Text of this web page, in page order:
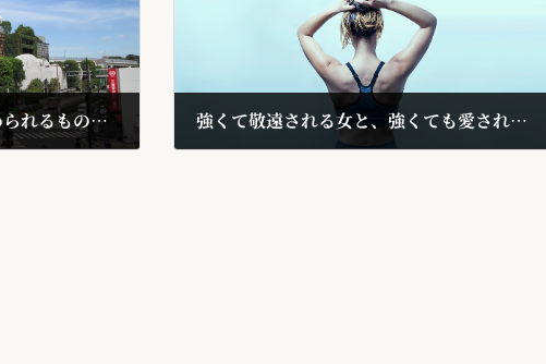
今の時代の婚活で女性が求められるものとは何か。 強くて敬遠される女と、強くても愛される女